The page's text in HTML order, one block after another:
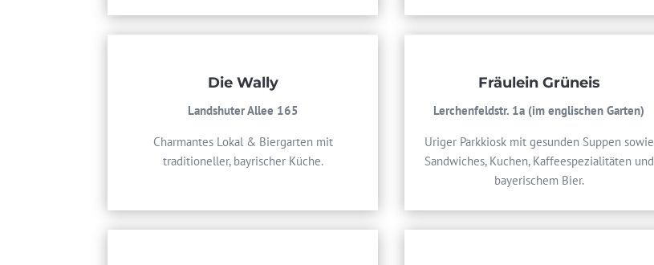
Die Wally
Landshuter Allee 165
Charmantes Lokal & Biergarten mit
traditioneller, bayrischer Küche.
Fräulein Grüneis
Lerchenfeldstr. 1a (im englischen Garten)
Uriger Parkkiosk mit gesunden Suppen sowie
Sandwiches, Kuchen, Kaffeespezialitäten und
bayerischem Bier.